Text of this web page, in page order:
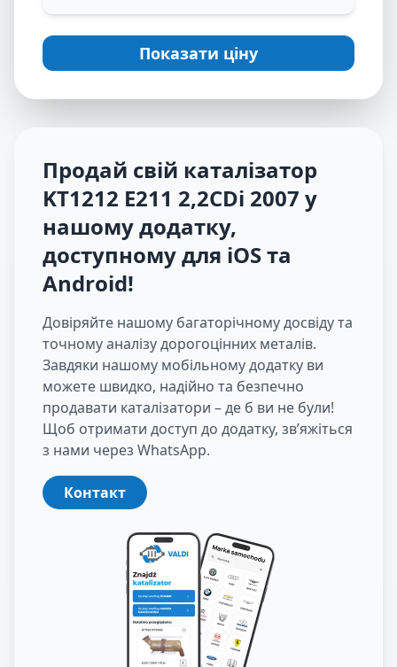
Показати ціну
Продай свій каталізатор
KT1212 E211 2,2CDi 2007 у
нашому додатку,
доступному для iOS та
Android!
Довіряйте нашому багаторічному досвіду та
точному аналізу дорогоцінних металів.
Завдяки нашому мобільному додатку ви
можете швидко, надійно та безпечно
продавати каталізатори – де б ви не були!
Щоб отримати доступ до додатку, зв’яжіться
з нами через WhatsApp.
Контакт